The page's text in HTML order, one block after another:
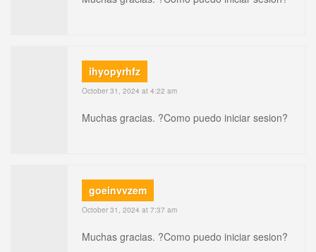
ihyopyrhfz
October 31, 2024 at 4:22 am
Muchas gracias. ?Como puedo iniciar sesion?
goeinvvzem
October 31, 2024 at 7:37 am
Muchas gracias. ?Como puedo iniciar sesion?